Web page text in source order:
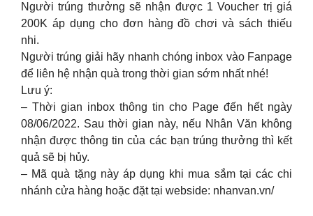
Người trúng thưởng sẽ nhận được 1 Voucher trị giá
200K áp dụng cho đơn hàng đồ chơi và sách thiếu
nhi.
Người trúng giải hãy nhanh chóng inbox vào Fanpage
để liên hệ nhận quà trong thời gian sớm nhất nhé!
Lưu ý:
– Thời gian inbox thông tin cho Page đến hết ngày
08/06/2022. Sau thời gian này, nếu Nhân Văn không
nhận được thông tin của các bạn trúng thưởng thì kết
quả sẽ bị hủy.
– Mã quà tặng này áp dụng khi mua sắm tại các chi
nhánh cửa hàng hoặc đặt tại webside: nhanvan.vn/